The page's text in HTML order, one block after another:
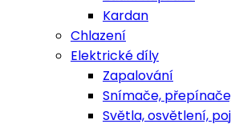
Kardan
Chlazení
Elektrické díly
Zapalování
Snímače,
Světla, osvětlení,